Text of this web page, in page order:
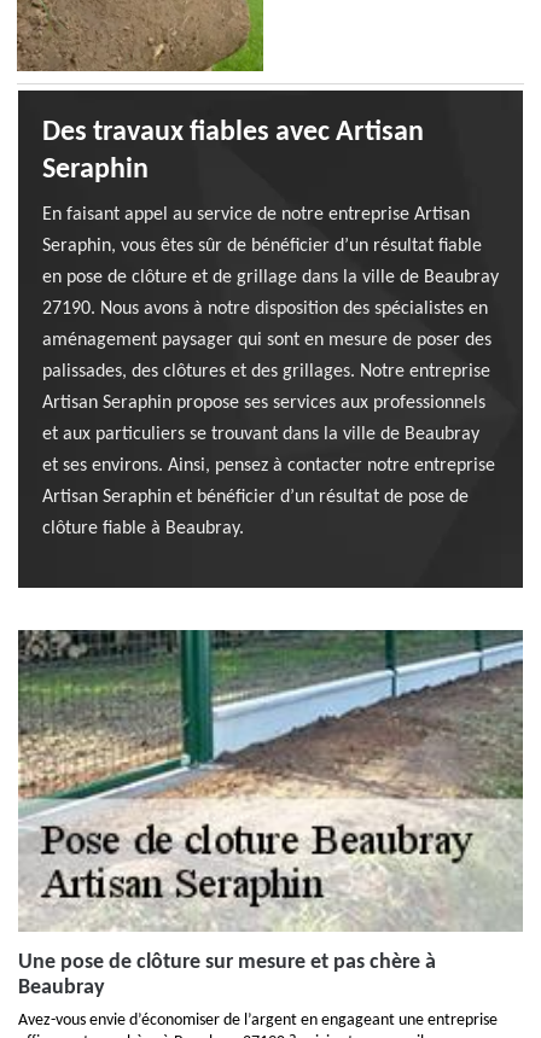
Des travaux fiables avec Artisan
Seraphin
En faisant appel au service de notre entreprise Artisan
Seraphin, vous êtes sûr de bénéficier d’un résultat fiable
en pose de clôture et de grillage dans la ville de Beaubray
27190. Nous avons à notre disposition des spécialistes en
aménagement paysager qui sont en mesure de poser des
palissades, des clôtures et des grillages. Notre entreprise
Artisan Seraphin propose ses services aux professionnels
et aux particuliers se trouvant dans la ville de Beaubray
et ses environs. Ainsi, pensez à contacter notre entreprise
Artisan Seraphin et bénéficier d’un résultat de pose de
clôture fiable à Beaubray.
Une pose de clôture sur mesure et pas chère à
Beaubray
Avez-vous envie d’économiser de l’argent en engageant une entreprise